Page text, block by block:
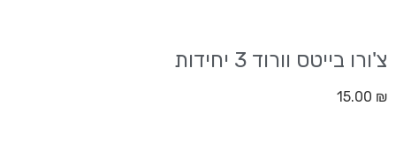
צ'ורו בייטס וורוד 3 יחידות
15.00 ₪